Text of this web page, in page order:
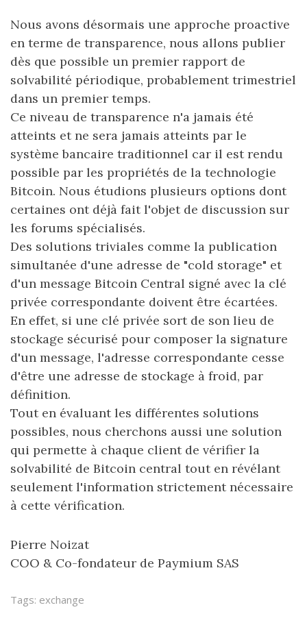
Nous avons désormais une approche proactive
en terme de transparence, nous allons publier
dès que possible un premier rapport de
solvabilité périodique, probablement trimestriel
dans un premier temps.
Ce niveau de transparence n'a jamais été
atteints et ne sera jamais atteints par le
système bancaire traditionnel car il est rendu
possible par les propriétés de la technologie
Bitcoin. Nous étudions plusieurs options dont
certaines ont déjà fait l'objet de discussion sur
les forums spécialisés.
Des solutions triviales comme la publication
simultanée d'une adresse de "cold storage" et
d'un message Bitcoin Central signé avec la clé
privée correspondante doivent être écartées.
En effet, si une clé privée sort de son lieu de
stockage sécurisé pour composer la signature
d'un message, l'adresse correspondante cesse
d'être une adresse de stockage à froid, par
définition.
Tout en évaluant les différentes solutions
possibles, nous cherchons aussi une solution
qui permette à chaque client de vérifier la
solvabilité de Bitcoin central tout en révélant
seulement l'information strictement nécessaire
à cette vérification.
Pierre Noizat
COO & Co-fondateur de Paymium SAS
Tags: exchange